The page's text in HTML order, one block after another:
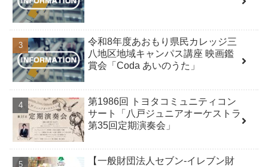
令和8年度あおもり県民カレッジ三
八地区地域キャンパス講座 映画鑑
賞会「Coda あいのうた」
第1986回 トヨタコミュニティコン
サート「八戸ジュニアオーケストラ
第35回定期演奏会」
【一般財団法人セブン-イレブン財